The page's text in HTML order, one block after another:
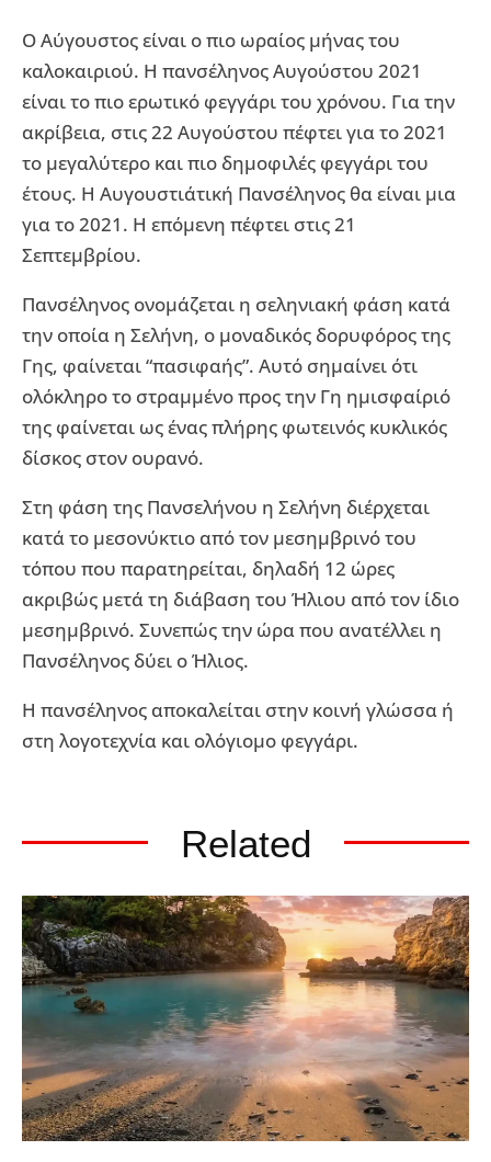
Ο Αύγουστος είναι ο πιο ωραίος μήνας του
καλοκαιριού. Η πανσέληνος Αυγούστου 2021
είναι το πιο ερωτικό φεγγάρι του χρόνου. Για την
ακρίβεια, στις 22 Αυγούστου πέφτει για το 2021
το μεγαλύτερο και πιο δημοφιλές φεγγάρι του
έτους. Η Αυγουστιάτική Πανσέληνος θα είναι μια
για το 2021. Η επόμενη πέφτει στις 21
Σεπτεμβρίου.
Πανσέληνος ονομάζεται η σεληνιακή φάση κατά
την οποία η Σελήνη, ο μοναδικός δορυφόρος της
Γης, φαίνεται “πασιφαής”. Αυτό σημαίνει ότι
ολόκληρο το στραμμένο προς την Γη ημισφαίριό
της φαίνεται ως ένας πλήρης φωτεινός κυκλικός
δίσκος στον ουρανό.
Στη φάση της Πανσελήνου η Σελήνη διέρχεται
κατά το μεσονύκτιο από τον μεσημβρινό του
τόπου που παρατηρείται, δηλαδή 12 ώρες
ακριβώς μετά τη διάβαση του Ήλιου από τον ίδιο
μεσημβρινό. Συνεπώς την ώρα που ανατέλλει η
Πανσέληνος δύει ο Ήλιος.
Η πανσέληνος αποκαλείται στην κοινή γλώσσα ή
στη λογοτεχνία και ολόγιομο φεγγάρι.
Related